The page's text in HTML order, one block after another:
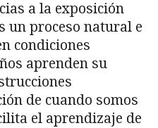
a la exposición
un proceso natural e
condiciones
aprenden su
de cuando somos
el aprendizaje de